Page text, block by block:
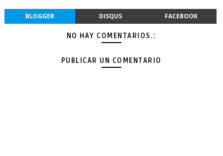
BLOGGER DISQUS FACEBOOK
NO HAY COMENTARIOS.:
PUBLICAR UN COMENTARIO